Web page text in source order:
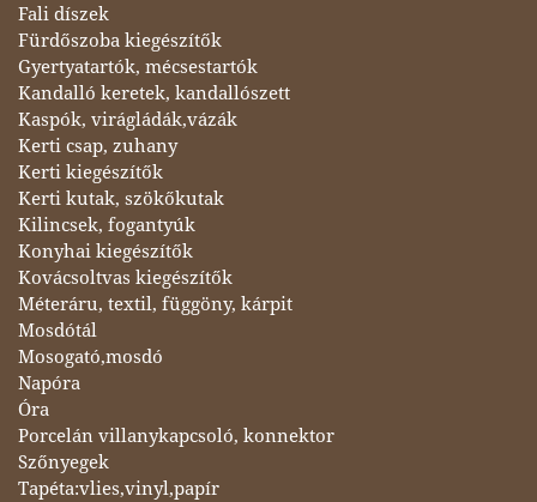
Fali díszek
Fürdőszoba kiegészítők
Gyertyatartók, mécsestartók
Kandalló keretek, kandallószett
Kaspók, virágládák,vázák
Kerti csap, zuhany
Kerti kiegészítők
Kerti kutak, szökőkutak
Kilincsek, fogantyúk
Konyhai kiegészítők
Kovácsoltvas kiegészítők
Méteráru, textil, függöny, kárpit
Mosdótál
Mosogató,mosdó
Napóra
Óra
Porcelán villanykapcsoló, konnektor
Szőnyegek
Tapéta:vlies,vinyl,papír